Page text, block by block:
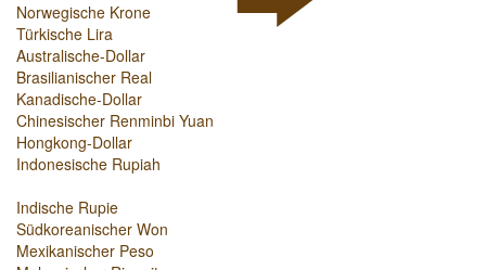
Norwegische Krone
Türkische Lira
Australische-Dollar
Brasilianischer Real
Kanadische-Dollar
Chinesischer Renminbi Yuan
Hongkong-Dollar
Indonesische Rupiah
Indische Rupie
Südkoreanischer Won
Mexikanischer Peso